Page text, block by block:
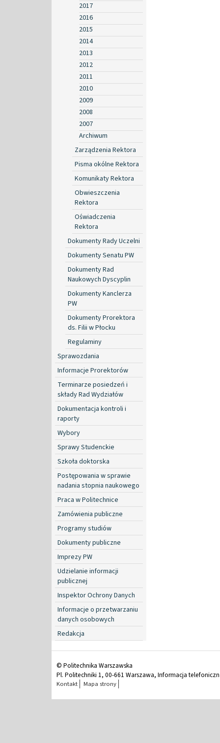
2017
2016
2015
2014
2013
2012
2011
2010
2009
2008
2007
Archiwum
Zarządzenia Rektora
Pisma okólne Rektora
Komunikaty Rektora
Obwieszczenia
Rektora
Oświadczenia
Rektora
Dokumenty Rady Uczelni
Dokumenty Senatu PW
Dokumenty Rad
Naukowych Dyscyplin
Dokumenty Kanclerza
PW
Dokumenty Prorektora
ds. Filii w Płocku
Regulaminy
Sprawozdania
Informacje Prorektorów
Terminarze posiedzeń i
składy Rad Wydziałów
Dokumentacja kontroli i
raporty
Wybory
Sprawy Studenckie
Szkoła doktorska
Postępowania w sprawie
nadania stopnia naukowego
Praca w Politechnice
Zamówienia publiczne
Programy studiów
Dokumenty publiczne
Imprezy PW
Udzielanie informacji
publicznej
Inspektor Ochrony Danych
Informacje o przetwarzaniu
danych osobowych
Redakcja
© Politechnika Warszawska
Pl. Politechniki 1, 00-661 Warszawa, Informacja
Kontakt Mapa strony